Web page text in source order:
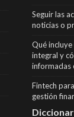
Seguir las
noticias o
Qué
integral y
informadas
Fintech
gestión